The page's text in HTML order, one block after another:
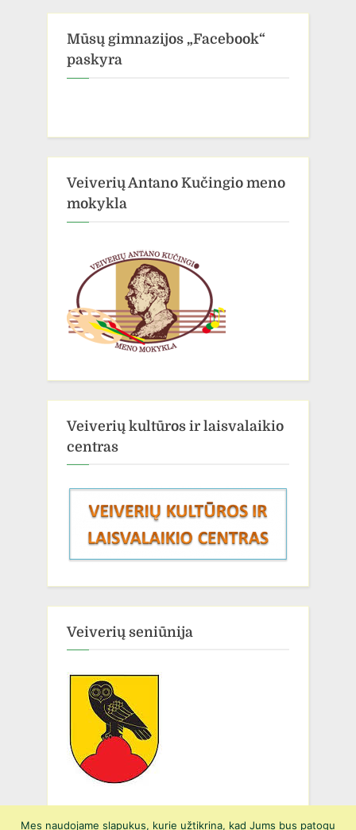
Mūsų gimnazijos „Facebook“
paskyra
Veiverių Antano Kučingio meno
mokykla
Veiverių kultūros ir laisvalaikio
centras
Veiverių seniūnija
Mes naudojame slapukus, kurie užtikrina, kad Jums bus patogu